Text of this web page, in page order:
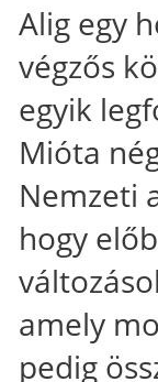
Alig egy
végzős
egyik
Mióta
Nemzeti
hogy
amely
pedig